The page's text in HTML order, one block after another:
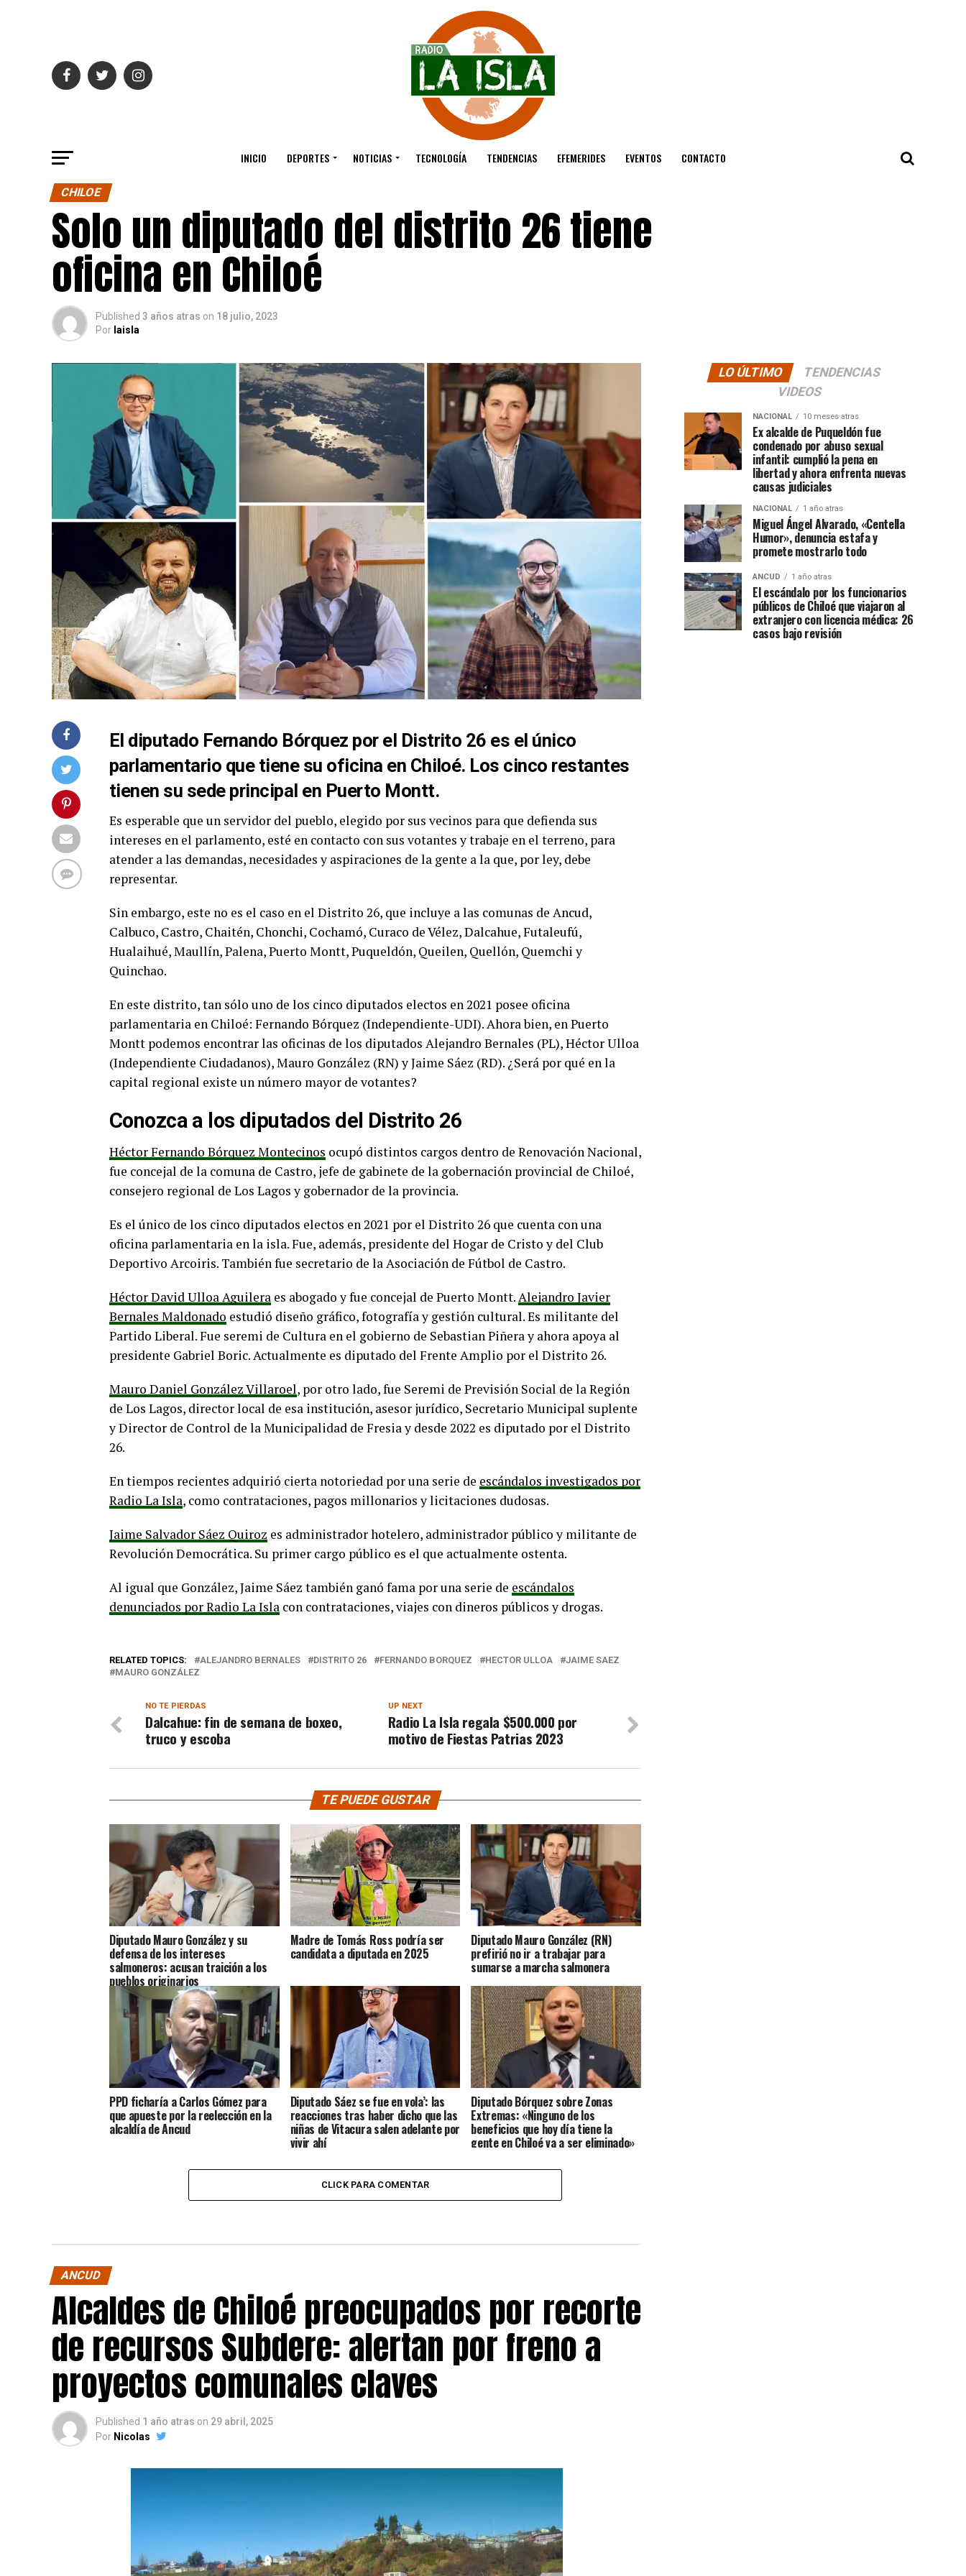
INICIO DEPORTES NOTICIAS TECNOLOGÍA TENDENCIAS EFEMERIDES EVENTOS CONTACTO
CHILOE
Solo un diputado del distrito 26 tiene
oficina en Chiloé
Published 3 años atras on 18 julio, 2023
Por laisla
El diputado Fernando Bórquez por el Distrito 26 es el único
parlamentario que tiene su oficina en Chiloé. Los cinco restantes
tienen su sede principal en Puerto Montt.
Es esperable que un servidor del pueblo, elegido por sus vecinos para que defienda sus
intereses en el parlamento, esté en contacto con sus votantes y trabaje en el terreno, para
atender a las demandas, necesidades y aspiraciones de la gente a la que, por ley, debe
representar.
Sin embargo, este no es el caso en el Distrito 26, que incluye a las comunas de Ancud,
Calbuco, Castro, Chaitén, Chonchi, Cochamó, Curaco de Vélez, Dalcahue, Futaleufú,
Hualaihué, Maullín, Palena, Puerto Montt, Puqueldón, Queilen, Quellón, Quemchi y
Quinchao.
En este distrito, tan sólo uno de los cinco diputados electos en 2021 posee oficina
parlamentaria en Chiloé: Fernando Bórquez (Independiente-UDI). Ahora bien, en Puerto
Montt podemos encontrar las oficinas de los diputados Alejandro Bernales (PL), Héctor Ulloa
(Independiente Ciudadanos), Mauro González (RN) y Jaime Sáez (RD). ¿Será por qué en la
capital regional existe un número mayor de votantes?
Conozca a los diputados del Distrito 26
Héctor Fernando Bórquez Montecinos ocupó distintos cargos dentro de Renovación Nacional,
fue concejal de la comuna de Castro, jefe de gabinete de la gobernación provincial de Chiloé,
consejero regional de Los Lagos y gobernador de la provincia.
Es el único de los cinco diputados electos en 2021 por el Distrito 26 que cuenta con una
oficina parlamentaria en la isla. Fue, además, presidente del Hogar de Cristo y del Club
Deportivo Arcoiris. También fue secretario de la Asociación de Fútbol de Castro.
Héctor David Ulloa Aguilera es abogado y fue concejal de Puerto Montt.Alejandro Javier
Bernales Maldonado estudió diseño gráfico, fotografía y gestión cultural. Es militante del
Partido Liberal. Fue seremi de Cultura en el gobierno de Sebastian Piñera y ahora apoya al
presidente Gabriel Boric. Actualmente es diputado del Frente Amplio por el Distrito 26.
Mauro Daniel González Villaroel, por otro lado, fue Seremi de Previsión Social de la Región
de Los Lagos, director local de esa institución, asesor jurídico, Secretario Municipal suplente
y Director de Control de la Municipalidad de Fresia y desde 2022 es diputado por el Distrito
26.
En tiempos recientes adquirió cierta notoriedad por una serie de escándalos investigados por
Radio La Isla, como contrataciones, pagos millonarios y licitaciones dudosas.
Jaime Salvador Sáez Quiroz es administrador hotelero, administrador público y militante de
Revolución Democrática. Su primer cargo público es el que actualmente ostenta.
Al igual que González, Jaime Sáez también ganó fama por una serie de escándalos
denunciados por Radio La Isla con contrataciones, viajes con dineros públicos y drogas.
RELATED TOPICS: ALEJANDRO BERNALES DISTRITO 26 FERNANDO BORQUEZ HECTOR ULLOA
JAIME SAEZ
MAURO GONZÁLEZ
UP NEXT
Radio La Isla regala $500.000 por
motivo de Fiestas Patrias 2023
NO TE PIERDAS
Dalcahue: fin de semana de boxeo,
truco y escoba
TE PUEDE GUSTAR
Diputado Mauro González y su
defensa de los intereses
salmoneros: acusan traición a los
pueblos originarios
Madre de Tomás Ross podría ser
candidata a diputada en 2025
Diputado Mauro González (RN)
prefirió no ir a trabajar para
sumarse a marcha salmonera
PPD ficharía a Carlos Gómez para
que apueste por la reelección en la
alcaldía de Ancud
Diputado Sáez se fue en vola’: las
reacciones tras haber dicho que las
niñas de Vitacura salen adelante por
vivir ahí
Diputado Bórquez sobre Zonas
Extremas: «Ninguno de los
beneficios que hoy día tiene la
gente en Chiloé va a ser eliminado»
CLICK PARA COMENTAR
ANCUD
Alcaldes de Chiloé preocupados por recorte
de recursos Subdere: alertan por freno a
proyectos comunales claves
Published 1 año atras on 29 abril, 2025
Por Nicolas
LO ÚLTIMO
TENDENCIAS
VIDEOS
NACIONAL 10 meses atras
Ex alcalde de Puqueldón fue
condenado por abuso sexual
infantil: cumplió la pena en
libertad y ahora enfrenta nuevas
causas judiciales
NACIONAL 1 año atras
Miguel Ángel Alvarado, «Centella
Humor», denuncia estafa y
promete mostrarlo todo
ANCUD 1 año atras
El escándalo por los funcionarios
públicos de Chiloé que viajaron al
extranjero con licencia médica: 26
casos bajo revisión